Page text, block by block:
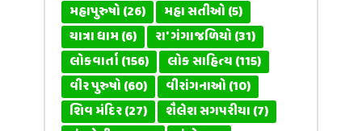
મહાપુરુષો(26) મહા સતીઓ(5)
યાત્રા ધામ(6) રા' ગંગાજળિયો(31)
લોકવાર્તા(156) લોક સાહિત્ય(115)
વીર પુરુષો(60) વીરાંગનાઓ(10)
શિવ મંદિર(27) શૈલેશ સગપરીયા(7)